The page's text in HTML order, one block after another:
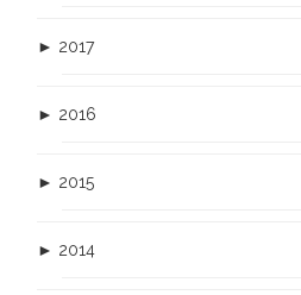
► 2017
► 2016
► 2015
► 2014